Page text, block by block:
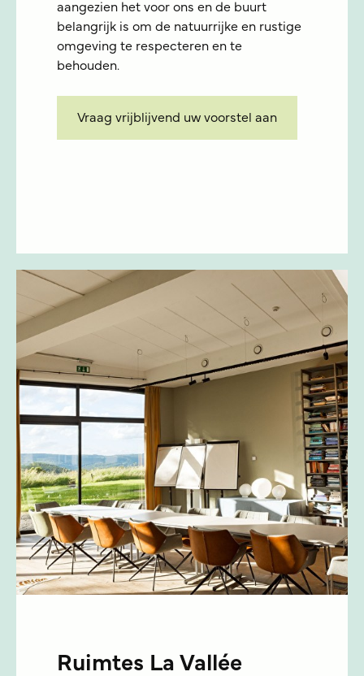
aangezien het voor ons en de buurt
belangrijk is om de natuurrijke en rustige
omgeving te respecteren en te
behouden.
Vraag vrijblijvend uw voorstel aan
Ruimtes La Vallée